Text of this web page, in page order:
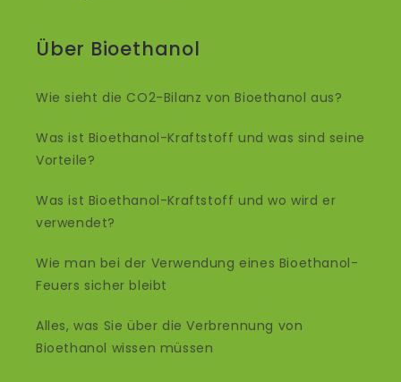
Über Bioethanol
Wie sieht die CO2-Bilanz von Bioethanol aus?
Was ist Bioethanol-Kraftstoff und was sind seine
Vorteile?
Was ist Bioethanol-Kraftstoff und wo wird er
verwendet?
Wie man bei der Verwendung eines Bioethanol-
Feuers sicher bleibt
Alles, was Sie über die Verbrennung von
Bioethanol wissen müssen